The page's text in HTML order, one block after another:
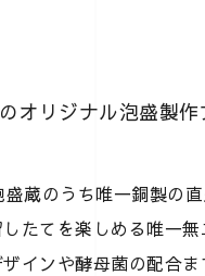
オリジナル泡盛製
蔵のうち唯一銅製の
たてを楽しめる唯一
インや酵母菌の配合